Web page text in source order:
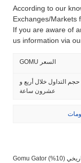
According to our
Exchanges/Markets
If you are aware of
us information via
GOMU السعر
حجم التداول خلال أربع و
عشرون ساعة